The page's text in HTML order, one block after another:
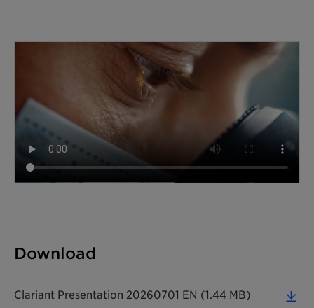
Download
Clariant Presentation 20260701 EN (1.44 MB)